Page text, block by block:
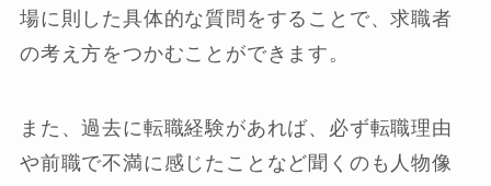
場に則した具体的な質問をすることで、求職者
の考え方をつかむことができます。
また、過去に転職経験があれば、必ず転職理由
や前職で不満に感じたことなど聞くのも人物像